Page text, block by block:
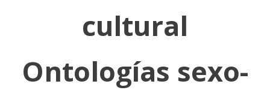
cultural
Ontologías sexo-